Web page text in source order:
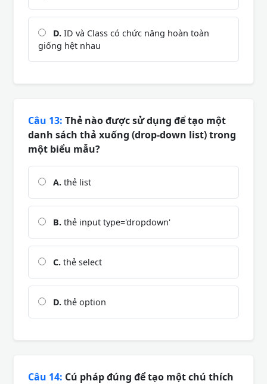
D. ID và Class có chức năng hoàn toàn
giống hệt nhau
Câu 13: Thẻ nào được sử dụng để tạo một
danh sách thả xuống (drop-down list) trong
một biểu mẫu?
A. thẻ list
B. thẻ input type='dropdown'
C. thẻ select
D. thẻ option
Câu 14: Cú pháp đúng để tạo một chú thích